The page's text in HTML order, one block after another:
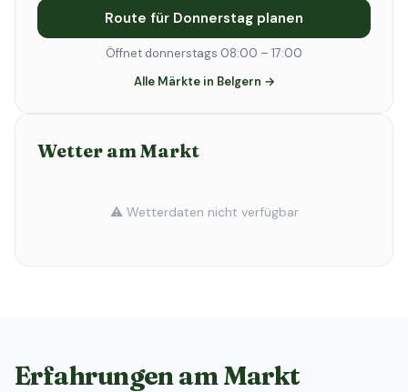
Route für Donnerstag planen
Öffnet donnerstags 08:00 – 17:00
Alle Märkte in Belgern →
Wetter am Markt
⚠️ Wetterdaten nicht verfügbar
Erfahrungen am Markt